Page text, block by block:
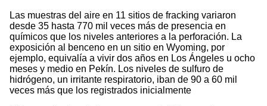
Las muestras del aire en 11 sitios de fracking variaron
desde 35 hasta 770 mil veces más de presencia en
químicos que los niveles anteriores a la perforación. La
exposición al benceno en un sitio en Wyoming, por
ejemplo, equivalía a vivir dos años en Los Ángeles u ocho
meses y medio en Pekín. Los niveles de sulfuro de
hidrógeno, un irritante respiratorio, iban de 90 a 60 mil
veces más que los registrados inicialmente